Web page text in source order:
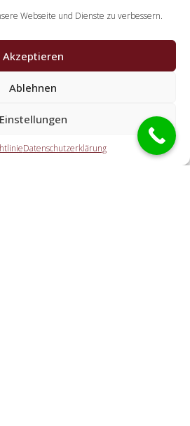
Webseite und Dienste zu verbessern.
Akzeptieren
Ablehnen
Einstellungen
Datenschutzerklärung
die Partner der
erledigen alle Aufgaben, die Sie